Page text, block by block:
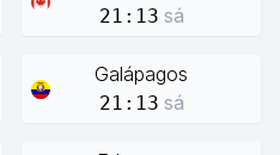
21:13 sá
Galápagos
21:13 sá